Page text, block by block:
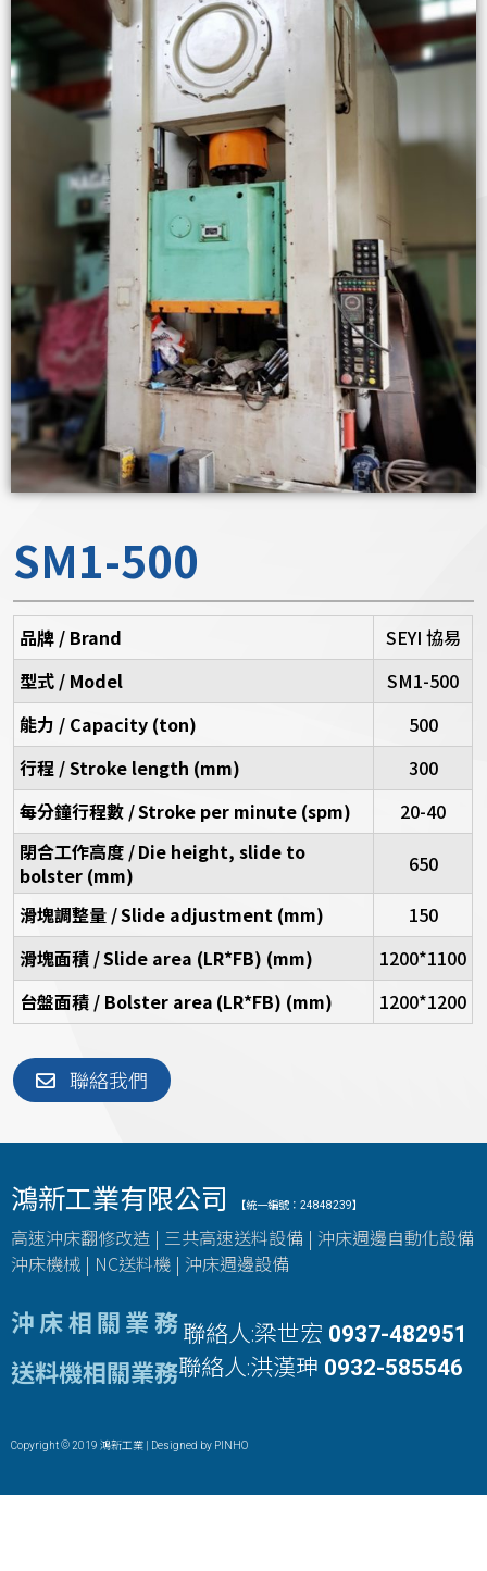
SM1-500
品牌 / Brand
SEYI 協易
型式 / Model
SM1-500
能力 / Capacity (ton)
500
行程 / Stroke length (mm)
300
每分鐘行程數 /Stroke per minute (spm)
20-40
閉合工作高度 /Die height, slide to
bolster (mm)
650
滑塊調整量 /Slide adjustment (mm)
150
滑塊面積 /Slide area (LR*FB) (mm)
1200*1100
台盤面積 / Bolster area (LR*FB) (mm) 1200*1200
聯絡我們
鴻新工業有限公司 【統一編號：24848239】
高速沖床翻修改造 | 三共高速送料設備 | 沖床週邊自動化設備
沖床機械 | NC送料機 | 沖床週邊設備
沖床相關業務 聯絡人:梁世宏 0937-482951
送料機相關業務聯絡人:洪漢珅 0932-585546
Copyright © 2019 鴻新工業 | Designed by PINHO